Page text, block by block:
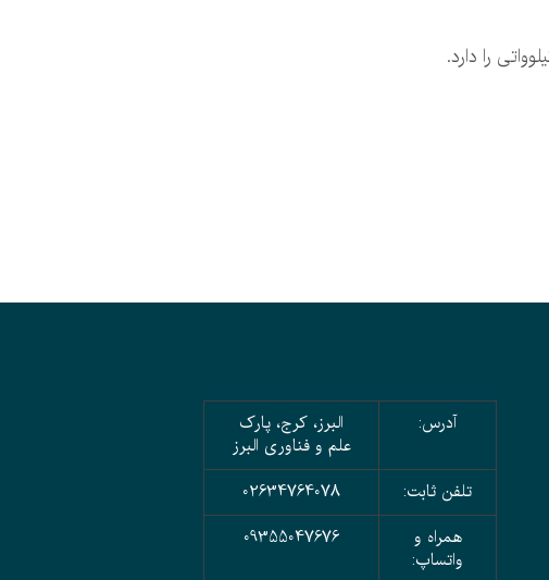
آدرس:
البرز، کرج، پارک
علم و فناوری البرز
تلفن ثابت:
02634764078
همراه و
واتساپ:
09355047676